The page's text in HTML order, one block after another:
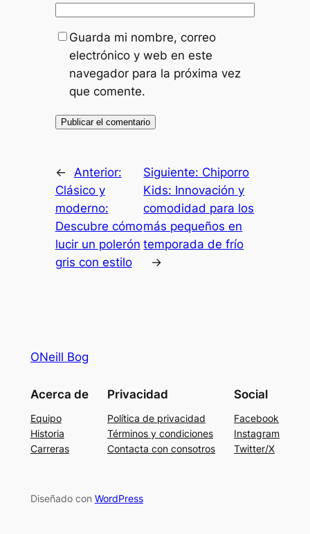
Guarda mi nombre, correo
electrónico y web en este
navegador para la próxima vez
que comente.
← Anterior:
Clásico y
moderno:
Descubre cómo
lucir un polerón
gris con estilo
Siguiente: Chiporro
Kids: Innovación y
comodidad para los
más pequeños en
temporada de frío
→
ONeill Bog
Acerca de
Equipo
Historia
Carreras
Privacidad
Política de privacidad
Términos y condiciones
Contacta con consotros
Social
Facebook
Instagram
Twitter/X
Diseñado con WordPress